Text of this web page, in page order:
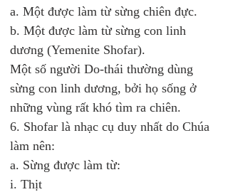
a. Một được làm từ sừng chiên đực.
b. Một được làm từ sừng con linh
dương (Yemenite Shofar).
Một số người Do-thái thường dùng
sừng con linh dương, bởi họ sống ở
những vùng rất khó tìm ra chiên.
6. Shofar là nhạc cụ duy nhất do Chúa
làm nên:
a. Sừng được làm từ:
i. Thịt